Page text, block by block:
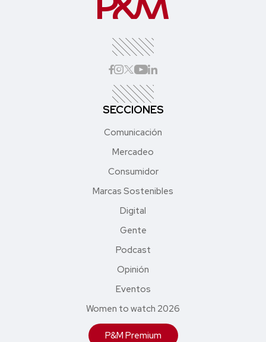
SECCIONES
Comunicación
Mercadeo
Consumidor
Marcas Sostenibles
Digital
Gente
Podcast
Opinión
Eventos
Women to watch 2026
P&M Premium